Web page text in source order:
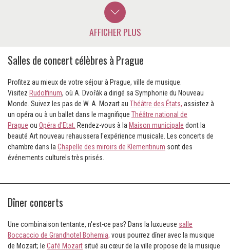
AFFICHER PLUS
Salles de concert célèbres à Prague
Profitez au mieux de votre séjour à Prague, ville de musique.
Visitez Rudolfinum, où A. Dvořák a dirigé sa Symphonie du Nouveau
Monde. Suivez les pas de W. A. ​​Mozart au Théâtre des États, assistez à
un opéra ou à un ballet dans le magnifique Théâtre national de
Prague ou Opéra d'Etat. Rendez-vous à la Maison municipale dont la
beauté Art nouveau rehaussera l'expérience musicale. Les concerts de
chambre dans laChapelle des miroirs de Klementinum sont des
événements culturels très prisés.
Dîner concerts
Une combinaison tentante, n'est-ce pas? Dans la luxueuse salle
Boccaccio de Grandhotel Bohemia, vous pourrez dîner avec la musique
de Mozart; le Café Mozart situé au cœur de la ville propose de la musique